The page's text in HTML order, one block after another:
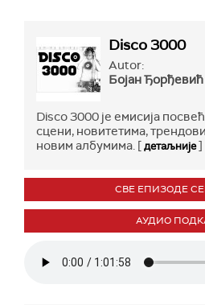
Disco 3000
Autor:
Бојан Ђорђевић
Disco 3000 је емисија
сцени, новитетима,
новим албумима. [детаљније]
СВЕ ЕПИЗОДЕ
АУДИО